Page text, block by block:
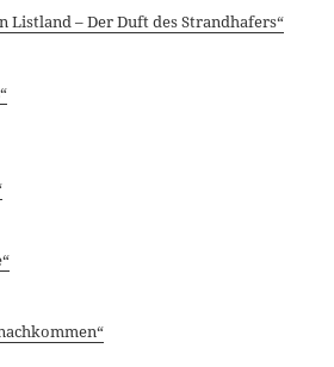
Listland – Der Duft des Strandhafers“